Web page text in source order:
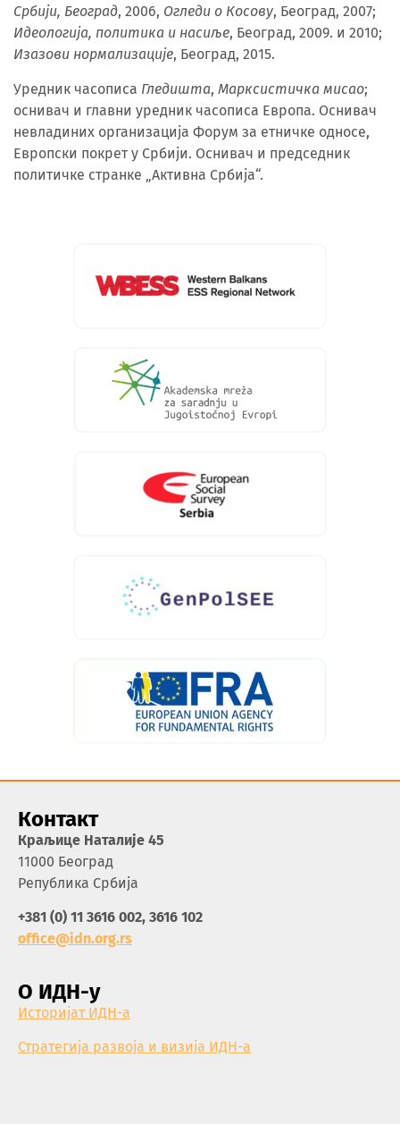
Србији, Београд, 2006, Огледи о Косову, Београд, 2007;
Идеологија, политика и насиље, Београд, 2009. и 2010;
Изазови нормализације, Београд, 2015.
Уредник часописа Гледишта, Марксистичка мисао;
оснивач и главни уредник часописа Европа. Оснивач
невладиних организација Форум за етничке односе,
Европски покрет у Србији. Оснивач и председник
политичке странке „Активна Србија“.
Контакт
Краљице Наталије 45
11000 Београд
Република Србија
+381 (0) 11 3616 002, 3616 102
office@idn.org.rs
О ИДН-у
Историјат ИДН-а
Стратегија развоја и визија ИДН-а